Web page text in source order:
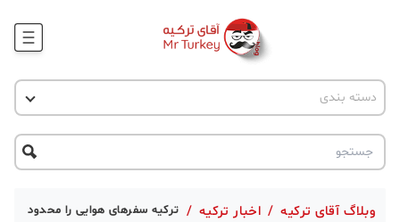
وبلاگ
جاذبه گردشگری
دسته بندی
اخبار ترکیه
پروژه ها
تحصیل در ترکیه
ترکیه گردی
وبلاگ آقای ترکیه / اخبار ترکیه / ترکیه سفرهای هوایی را محدود کرد